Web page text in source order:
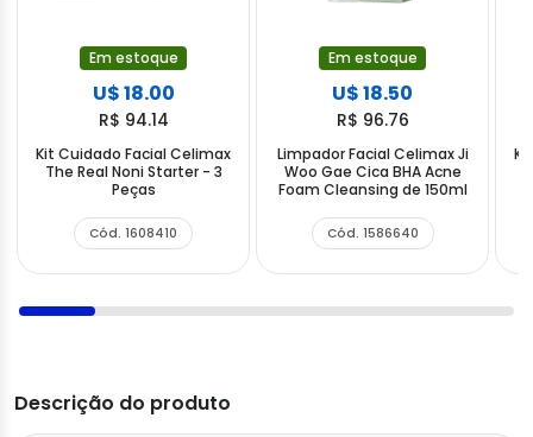
Em estoque
U$ 18.00
R$ 94.14
Kit Cuidado Facial Celimax
The Real Noni Starter - 3
Peças
Cód. 1608410
Em estoque
U$ 18.50
R$ 96.76
Limpador Facial Celimax Ji
Woo Gae Cica BHA Acne
Foam Cleansing de 150ml
Cód. 1586640
Descrição do produto